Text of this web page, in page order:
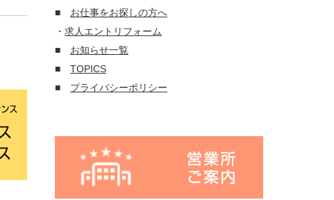
■ お仕事をお探しの方へ
・ 求人エントリフォーム
■ お知らせ一覧
■ TOPICS
■ プライバシーポリシー